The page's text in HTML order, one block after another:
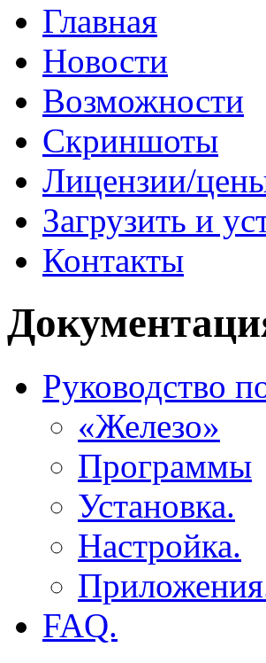
Главная
Новости
Возможности
Скриншоты
Лицензии/
Загрузить и
Контакты
Руководство
«Железо»
Программы
Установка.
Настройка.
FAQ.